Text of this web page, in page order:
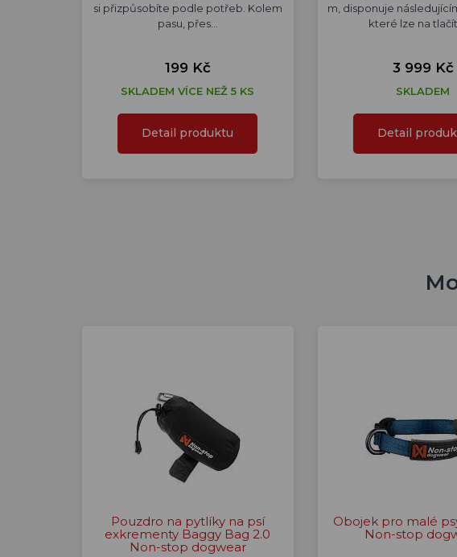
si přizpůsobíte podle potřeb. Kolem
pasu, přes…
199 Kč
SKLADEM VÍCE NEŽ 5 KS
Detail produktu
m, disponuje
které lze na
3 999 Kč
SKLADEM
Detail
Pouzdro na pytlíky na psí
exkrementy Baggy Bag 2.0
Non-stop dogwear
Obojek pro malé
Non-stop